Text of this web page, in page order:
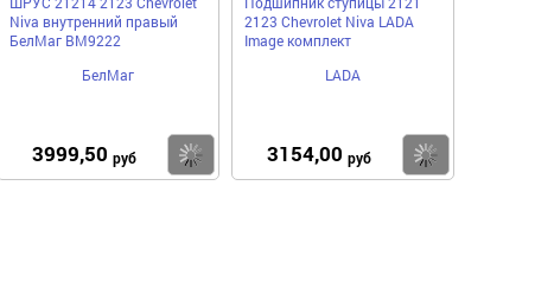
Купить
Niva внутренний правый
БелМаг BM9222
БелМаг
3999,50 руб Купить
2123 Chevrolet Niva LADA
Image комплект
LADA
3154,00 руб